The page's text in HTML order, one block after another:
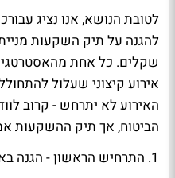
לטובת הנושא, אנו נציג
שקלים. כל אחת
אירוע קיצוני שעלול
האירוע לא יתרחש - קרוב
הביטוח, אך תיק ההשקעות
1. התרחיש הראשון - הגנה באמצעות רכישת פוטים חשופים